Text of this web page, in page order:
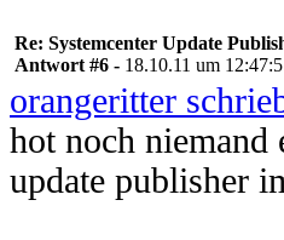
Re: Systemcenter Update
Antwort #6 - 18.10.11 um
orangeritter
hot noch niemand
update publisher